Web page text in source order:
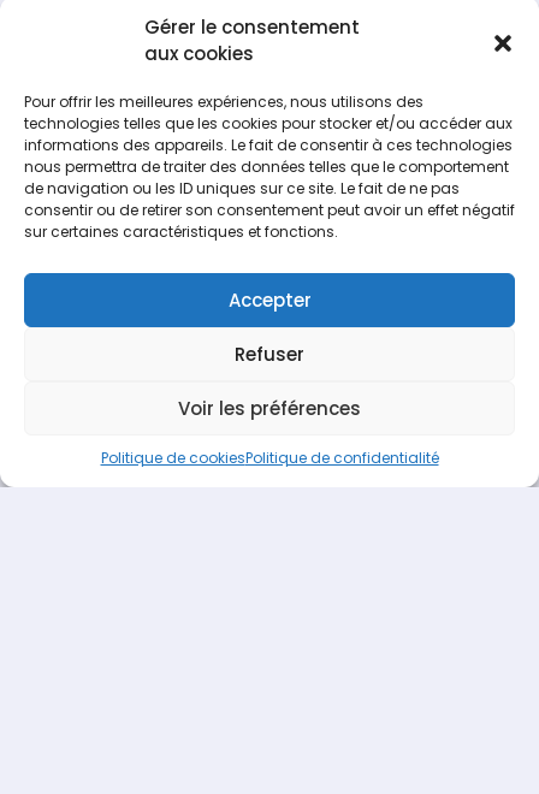
Gérer le consentement
aux cookies
Pour offrir les meilleures expériences, nous utilisons des
technologies telles que les cookies pour stocker et/ou accéder aux
informations des appareils. Le fait de consentir à ces technologies
nous permettra de traiter des données telles que le comportement
de navigation ou les ID uniques sur ce site. Le fait de ne pas
consentir ou de retirer son consentement peut avoir un effet négatif
sur certaines caractéristiques et fonctions.
Accepter
Refuser
Voir les préférences
Politique de cookiesPolitique de confidentialité
de détermination. Oubliez l’idée que […]
Lire la suite…
Navigation
des
articles
ARTICLES PLUS ANCIENS
ARTICLES PLUS RÉCENTS
Espace Recrutement
propulsé fièrement par
Une création
confidentialité